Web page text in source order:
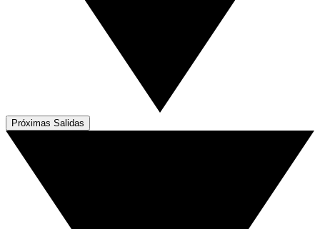
Próximas Salidas